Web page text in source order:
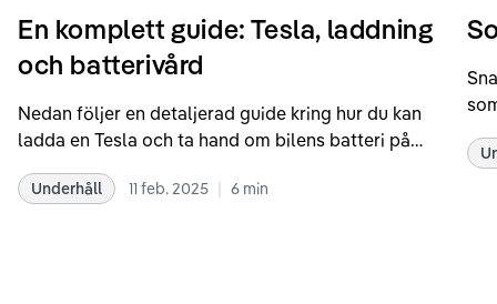
En komplett guide: Tesla, laddning
och batterivård
Nedan följer en detaljerad guide kring hur du kan
ladda en Tesla och ta hand om bilens batteri på
rekommendationer samt våra egna erfarenheter
Underhåll 11 feb. 2025 | 6 min